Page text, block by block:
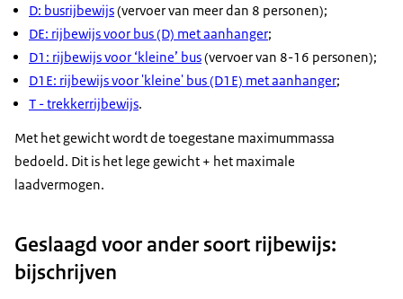
D: busrijbewijs(vervoer van meer dan 8 personen);
DE: rijbewijs voor bus (D) met aanhanger;
D1: rijbewijs voor ‘kleine’ bus(vervoer van 8-16 personen);
D1E: rijbewijs voor 'kleine' bus (D1E) met aanhanger;
T - trekkerrijbewijs.
Met het gewicht wordt de toegestane maximummassa
bedoeld. Dit is het lege gewicht + het maximale
laadvermogen.
Geslaagd voor ander soort rijbewijs:
bijschrijven